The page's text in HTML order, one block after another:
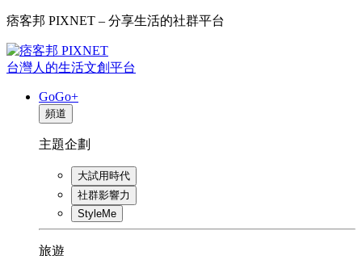
痞客邦 PIXNET – 分享生活的社群平台
台灣人的生活文創平台
GoGo+
頻道
主題企劃
大試用時代
社群影響力
StyleMe
旅遊